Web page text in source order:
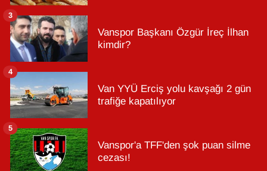
Vanspor Başkanı Özgür İreç İlhan
kimdir?
3
Van YYÜ Erciş yolu kavşağı 2 gün
trafiğe kapatılıyor
4
Vanspor'a TFF'den şok puan silme
cezası!
5